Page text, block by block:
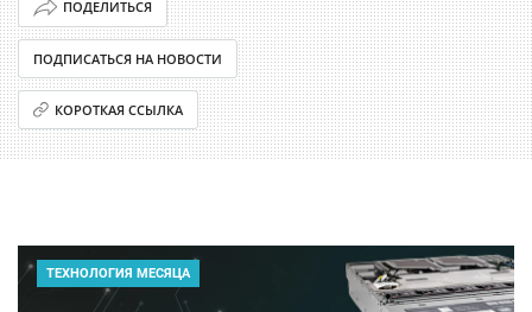
ПОДЕЛИТЬСЯ
ПОДПИСАТЬСЯ НА НОВОСТИ
КОРОТКАЯ ССЫЛКА
ТЕХНОЛОГИЯ МЕСЯЦА